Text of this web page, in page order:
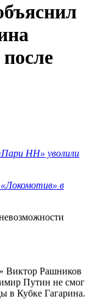
НН» уволили
в
Виктор Рашников
Путин не смог
в Кубке Гагарина.